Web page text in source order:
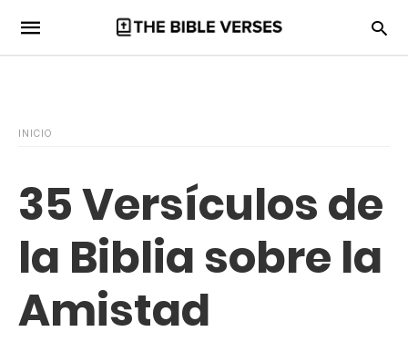
INICIO
35 Versículos de
la Biblia sobre la
Amistad